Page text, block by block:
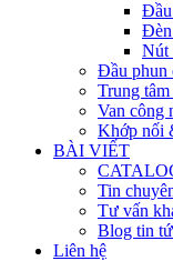
Đầu
Đèn
Nút
Đầu phun
Trung
Van công
Khớp nối
BÀI VIẾT
Tin
Tư vấn
Blog tin
Liên hệ